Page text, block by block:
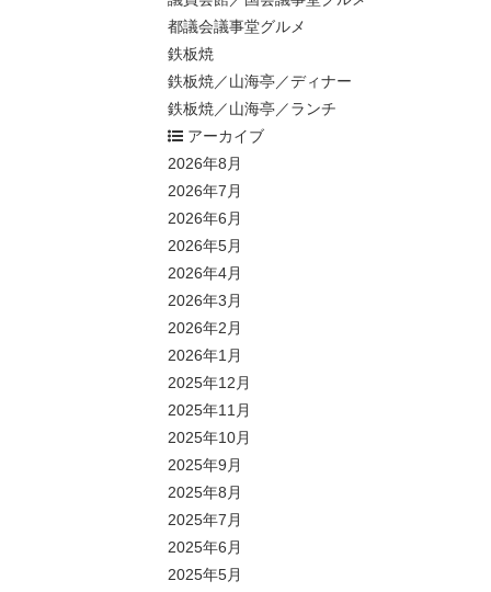
都議会議事堂グルメ
鉄板焼
鉄板焼／山海亭／ディナー
鉄板焼／山海亭／ランチ
アーカイブ
2026年8月
2026年7月
2026年6月
2026年5月
2026年4月
2026年3月
2026年2月
2026年1月
2025年12月
2025年11月
2025年10月
2025年9月
2025年8月
2025年7月
2025年6月
2025年5月